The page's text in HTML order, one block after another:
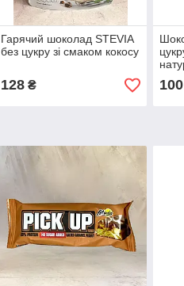
Гарячий шоколад STEVIA
без цукру зі смаком кокосу
128₴ 100